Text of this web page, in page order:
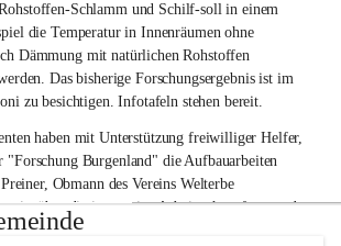
Schlamm und Schilf-soll in einem
die Temperatur in Innenräumen ohne
Dämmung mit natürlichen Rohstoffen
Das bisherige Forschungsergebnis ist im
zu besichtigen. Infotafeln stehen bereit.
haben mit Unterstützung freiwilliger Helfer,
"Forschung Burgenland" die Aufbauarbeiten
Obmann des Vereins Welterbe
ist über die innovative Arbeit sehr erfreut und
Anwendung der Forschungsergebnisse.